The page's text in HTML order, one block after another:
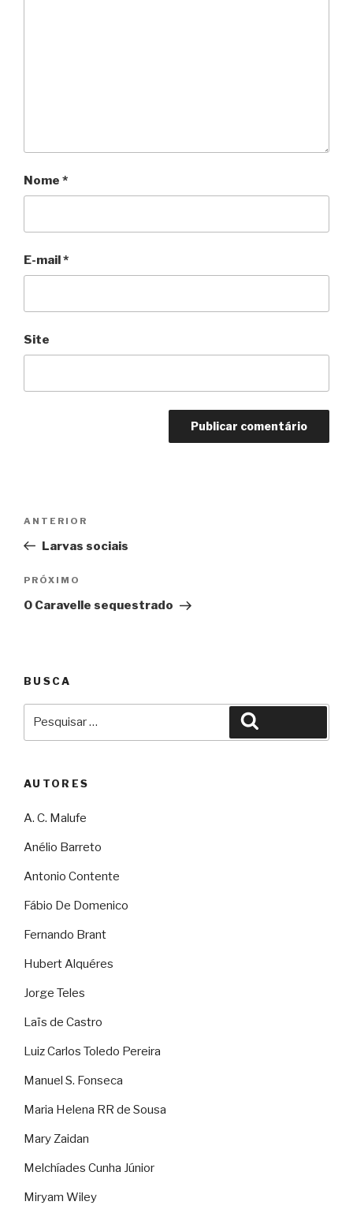
Nome *
E-mail*
Site
Post
Anterior
ANTERIOR
Larvas sociais
Próximo
PRÓXIMO
O Caravelle sequestrado
BUSCA
AUTORES
A. C. Malufe
Anélio Barreto
Antonio Contente
Fábio De Domenico
Fernando Brant
Hubert Alquéres
Jorge Teles
Laïs de Castro
Luiz Carlos Toledo Pereira
Manuel S. Fonseca
Maria Helena RR de Sousa
Mary Zaidan
Melchíades Cunha Júnior
Miryam Wiley